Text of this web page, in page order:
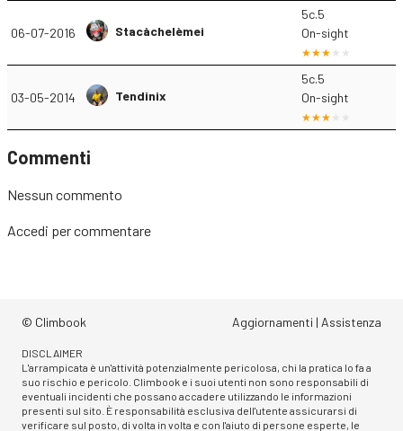
06-07-2016 Stacàchelèmei
5c.5
On-sight
03-05-2014 Tendinix
5c.5
On-sight
Commenti
Nessun commento
Accedi per commentare
© Climbook Aggiornamenti | Assistenza
DISCLAIMER
L'arrampicata è un'attività potenzialmente pericolosa, chi la pratica lo fa a
suo rischio e pericolo. Climbook e i suoi utenti non sono responsabili di
eventuali incidenti che possano accadere utilizzando le informazioni
presenti sul sito. È responsabilità esclusiva dell'utente assicurarsi di
verificare sul posto, di volta in volta e con l'aiuto di persone esperte, le